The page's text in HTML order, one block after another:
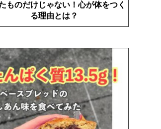
ものだけじゃない！心が体をつく
る理由とは？